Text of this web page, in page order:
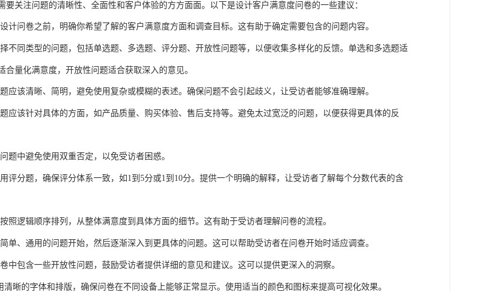
要关注问题的清晰性、全面性和客户体验的方方面面。以下是设计客户满意度问卷的一些建议：
计问卷之前，明确你希望了解的客户满意度方面和调查目标。这有助于确定需要包含的问题内容。
不同类型的问题，包括单选题、多选题、评分题、开放性问题等，以便收集多样化的反馈。单选和多选题适
合量化满意度，开放性问题适合获取深入的意见。
应该清晰、简明，避免使用复杂或模糊的表述。确保问题不会引起歧义，让受访者能够准确理解。
应该针对具体的方面，如产品质量、购买体验、售后支持等。避免太过宽泛的问题，以便获得更具体的反
题中避免使用双重否定，以免受访者困惑。
评分题，确保评分体系一致，如 1到 5分或1到 10分。提供一个明确的解释，让受访者了解每个分数代表的含
照逻辑顺序排列，从整体满意度到具体方面的细节。这有助于受访者理解问卷的流程。
单、通用的问题开始，然后逐渐深入到更具体的问题。这可以帮助受访者在问卷开始时适应调查。
中包含一些开放性问题，鼓励受访者提供详细的意见和建议。这可以提供更深入的洞察。
清晰的字体和排版，确保问卷在不同设备上能够正常显示。使用适当的颜色和图标来提高可视化效果。